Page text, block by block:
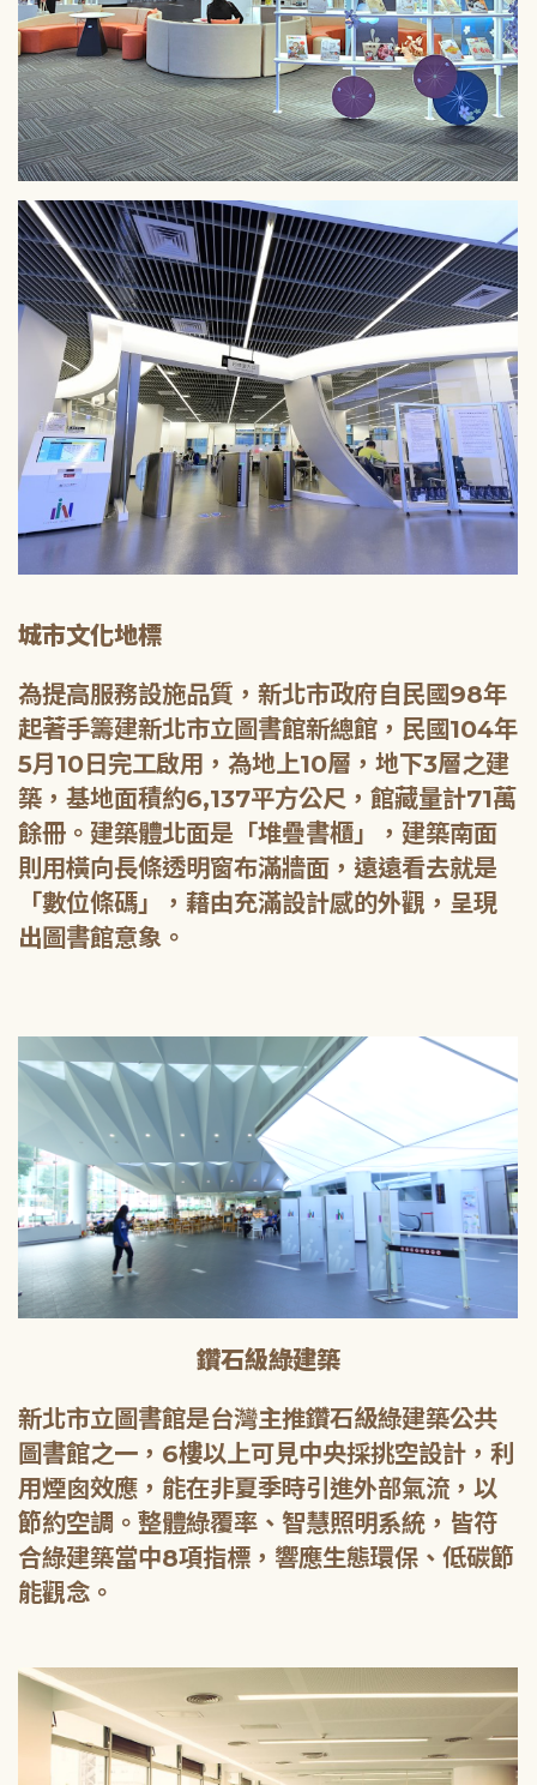
城市文化地標
為提高服務設施品質，新北市政府自民國98年
起著手籌建新北市立圖書館新總館，民國104年
5月10日完工啟用，為地上10層，地下3層之建
築，基地面積約6,137平方公尺，館藏量計71萬
餘冊。建築體北面是「堆疊書櫃」，建築南面
則用橫向長條透明窗布滿牆面，遠遠看去就是
「數位條碼」，藉由充滿設計感的外觀，呈現
出圖書館意象。
鑽石級綠建築
新北市立圖書館是台灣主推鑽石級綠建築公共
圖書館之一，6樓以上可見中央採挑空設計，利
用煙囪效應，能在非夏季時引進外部氣流，以
節約空調。整體綠覆率、智慧照明系統，皆符
合綠建築當中8項指標，響應生態環保、低碳節
能觀念。